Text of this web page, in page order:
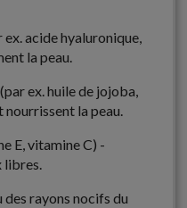
ex. acide hyaluronique,
la peau.
(par ex. huile de jojoba,
la peau.
E, vitamine C) -
libres.
rayons nocifs du